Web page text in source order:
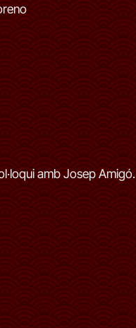
amb Josep Amigó.